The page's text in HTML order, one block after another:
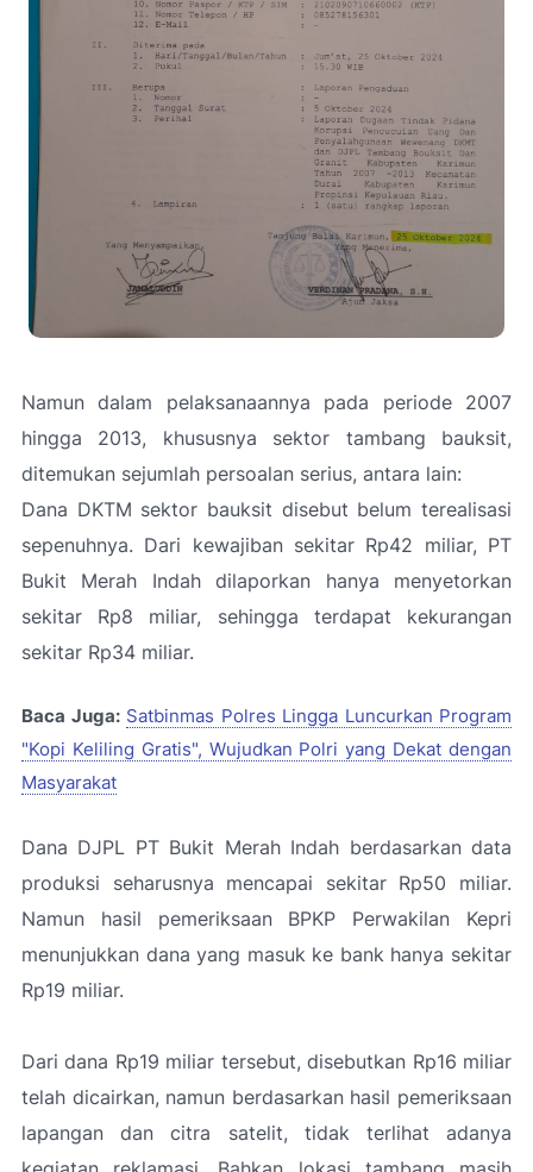
Namun dalam pelaksanaannya pada periode 2007
hingga 2013, khususnya sektor tambang bauksit,
ditemukan sejumlah persoalan serius, antara lain:
Dana DKTM sektor bauksit disebut belum terealisasi
sepenuhnya. Dari kewajiban sekitar Rp42 miliar, PT
Bukit Merah Indah dilaporkan hanya menyetorkan
sekitar Rp8 miliar, sehingga terdapat kekurangan
sekitar Rp34 miliar.
Baca Juga: Satbinmas Polres Lingga Luncurkan Program
"Kopi Keliling Gratis", Wujudkan Polri yang Dekat dengan
Masyarakat
Dana DJPL PT Bukit Merah Indah berdasarkan data
produksi seharusnya mencapai sekitar Rp50 miliar.
Namun hasil pemeriksaan BPKP Perwakilan Kepri
menunjukkan dana yang masuk ke bank hanya sekitar
Rp19 miliar.
Dari dana Rp19 miliar tersebut, disebutkan Rp16 miliar
telah dicairkan, namun berdasarkan hasil pemeriksaan
lapangan dan citra satelit, tidak terlihat adanya